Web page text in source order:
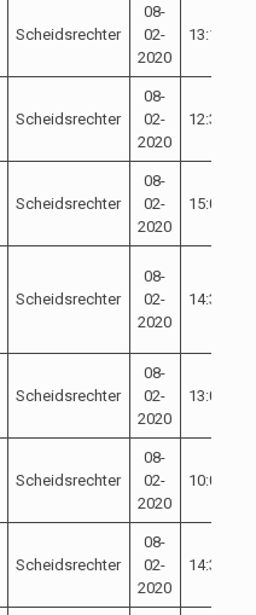
Scheidsrechter
08-
02-
2020
13:15
Scheidsrechter
08-
02-
2020
12:30
Scheidsrechter
08-
02-
2020
15:00
Scheidsrechter
08-
02-
2020
14:30
Scheidsrechter
08-
02-
2020
13:00
Scheidsrechter
08-
02-
2020
10:00
Scheidsrechter
08-
02-
2020
14:30